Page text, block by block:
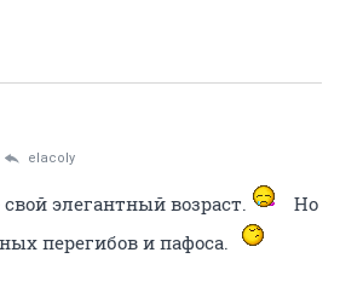
elacoly
элегантный возраст.
Но
перегибов и пафоса.